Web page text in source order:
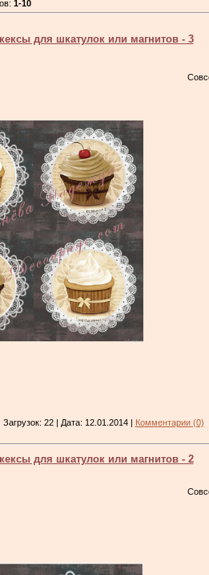
: 1-10
для шкатулок или магнитов - 3
22 | Дата: 12.01.2014| Комментарии (0)
для шкатулок или магнитов - 2